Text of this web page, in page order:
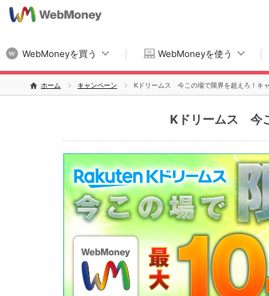
WebMoneyを買う WebMoneyを使う
ホーム キャンペーン Kドリームス 今この場で限界を超えろ！キ
Kドリームス 今